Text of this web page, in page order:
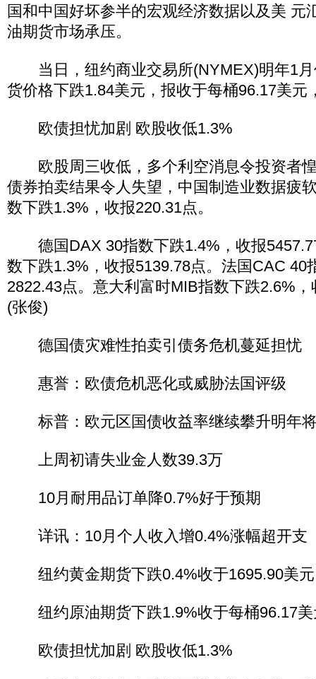
国和中国好坏参半的宏观经济数据以及美 元
油期货市场承压。
当日，纽约商业交易所(NYMEX)明年1月
货价格下跌1.84美元，报收于每桶96.17美元
欧债担忧加剧 欧股收低1.3%
欧股周三收低，多个利空消息令投资者
债券拍卖结果令人失望，中国制造业数据疲
数下跌1.3%，收报220.31点。
德国DAX 30指数下跌1.4%，收报
数下跌1.3%，收报5139.78点。法国CAC 40
2822.43点。意大利富时MIB指数下跌2.6%
(张俊)
德国债灾难性拍卖引债务危机蔓延担忧
惠誉：欧债危机恶化或威胁法国评级
标普：欧元区国债收益率继续攀升明年
上周初请失业金人数39.3万
10月耐用品订单降0.7%好于预期
详讯：10月个人收入增0.4%涨幅超开支
纽约黄金期货下跌0.4%收于1695.90美元
纽约原油期货下跌1.9%收于每桶96.17美
欧债担忧加剧 欧股收低1.3%